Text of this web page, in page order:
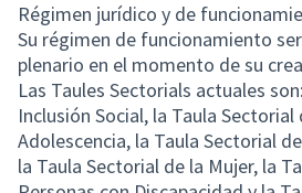
Régimen jurídico y de
Su régimen de funcionamiento
plenario en el momento de su
Las Taules Sectorials actuales
Inclusión Social, la Taula
Adolescencia, la Taula Sectorial
la Taula Sectorial de la Mujer, la